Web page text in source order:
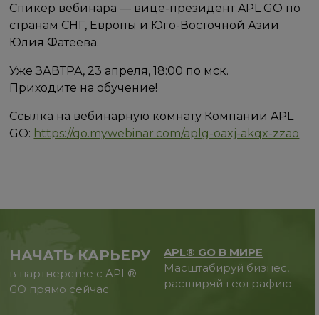
Спикер вебинара — вице-президент APL GO по
странам СНГ, Европы и Юго-Восточной Азии
Юлия Фатеева.
Уже ЗАВТРА, 23 апреля, 18:00 по мск.
Приходите на обучение!
Ссылка на вебинарную комнату Компании APL
GO: https://qo.mywebinar.com/aplg-oaxj-akqx-zzao
НАЧАТЬ КАРЬЕРУ
в партнерстве с APL®
GO прямо сейчас
APL® GO В МИРЕ
Масштабируй бизнес,
расширяй географию.